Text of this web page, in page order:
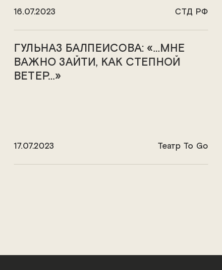
16.07.2023 СТД РФ
ГУЛЬНАЗ БАЛПЕИСОВА: «…МНЕ
ВАЖНО ЗАЙТИ, КАК СТЕПНОЙ
ВЕТЕР…»
17.07.2023 Театр To Go